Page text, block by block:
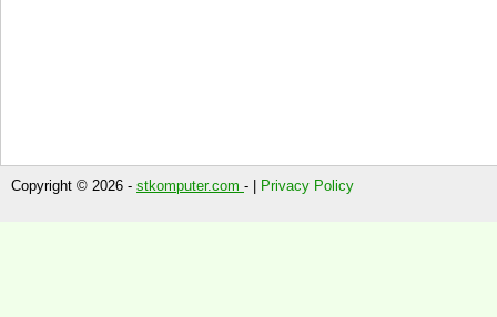
Copyright © 2026 - stkomputer.com - | Privacy Policy